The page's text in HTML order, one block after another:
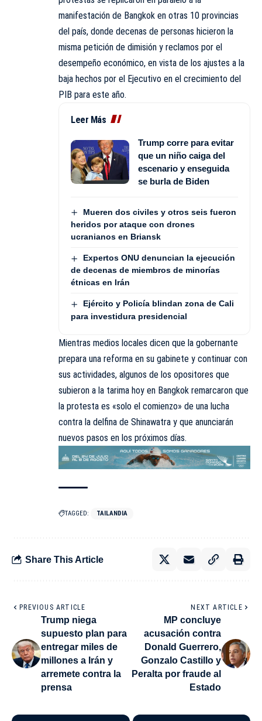
manifestación de Bangkok en otras 10 provincias
del país, donde decenas de personas hicieron la
misma petición de dimisión y reclamos por el
desempeño económico, en vista de los ajustes a la
baja hechos por el Ejecutivo en el crecimiento del
PIB para este año.
Leer Más
Trump corre para evitar
que un niño caiga del
escenario y enseguida
se burla de Biden
Mueren dos civiles y otros seis fueron
heridos por ataque con drones
ucranianos en Briansk
Expertos ONU denuncian la ejecución
de decenas de miembros de minorías
étnicas en Irán
Ejército y Policía blindan zona de Cali
para investidura presidencial
Mientras medios locales dicen que la gobernante
prepara una reforma en su gabinete y continuar con
sus actividades, algunos de los opositores que
subieron a la tarima hoy en Bangkok remarcaron que
la protesta es «solo el comienzo» de una lucha
contra la delfina de Shinawatra y que anunciarán
nuevos pasos en los próximos días.
TAGGED: TAILANDIA
Share This Article
PREVIOUS ARTICLE
Trump niega
supuesto plan para
entregar miles de
millones a Irán y
arremete contra la
prensa
NEXT ARTICLE
MP concluye
acusación contra
Donald Guerrero,
Gonzalo Castillo y
Peralta por fraude al
Estado